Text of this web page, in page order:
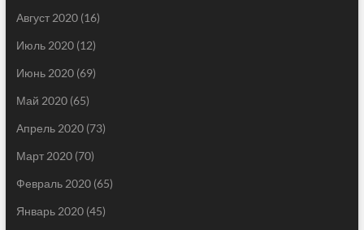
Август 2020(16)
Июль 2020(12)
Июнь 2020(69)
Май 2020(65)
Апрель 2020(73)
Март 2020(70)
Февраль 2020(65)
Январь 2020(45)